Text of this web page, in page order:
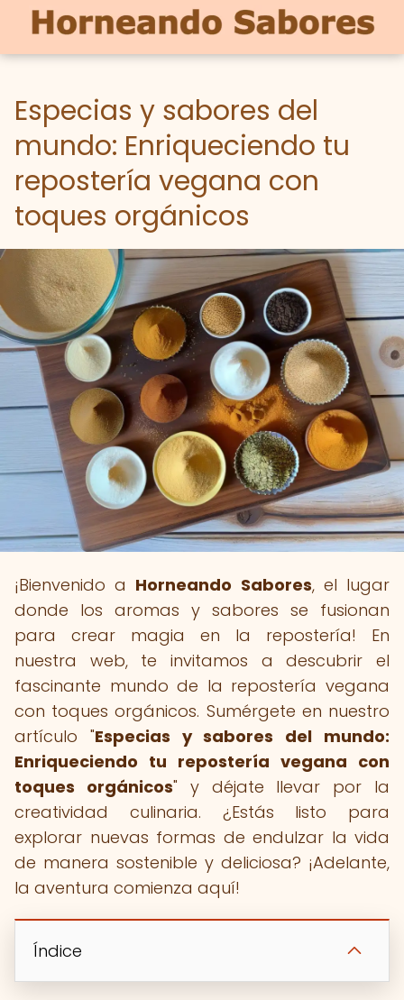
Especias y sabores del
mundo: Enriqueciendo tu
repostería vegana con
toques orgánicos
¡Bienvenido a Horneando Sabores, el lugar
donde los aromas y sabores se fusionan
para crear magia en la repostería! En
nuestra web, te invitamos a descubrir el
fascinante mundo de la repostería vegana
con toques orgánicos. Sumérgete en nuestro
artículo "Especias y sabores del mundo:
Enriqueciendo tu repostería vegana con
toques orgánicos" y déjate llevar por la
creatividad culinaria. ¿Estás listo para
explorar nuevas formas de endulzar la vida
de manera sostenible y deliciosa? ¡Adelante,
la aventura comienza aquí!
Índice